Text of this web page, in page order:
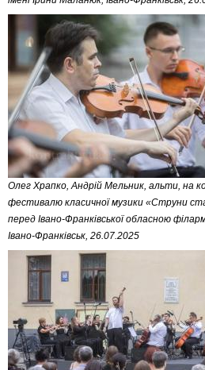
Олег Храпко, Андрій Мельник, альти, на
фестивалю класичної музики «Струни
перед Івано-Франківської обласною
Івано-Франківськ, 26.07.2025